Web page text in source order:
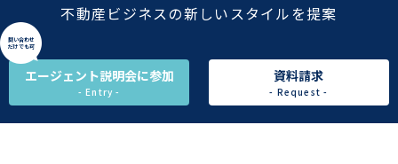
不動産ビジネスの新しいスタイルを提案
問い合わせ
だけでも可
エージェント説明会に参加
- Entry -
資料請求
- Request -